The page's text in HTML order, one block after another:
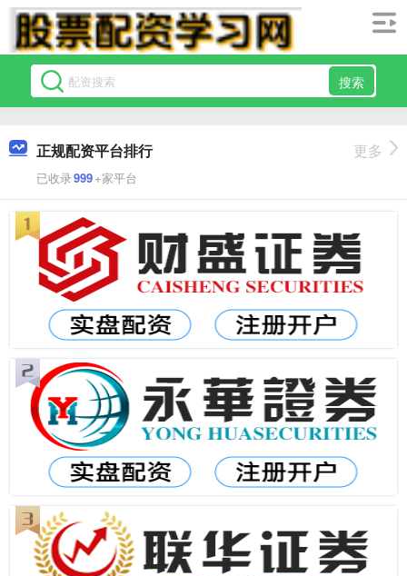
搜索
正规配资平台排行
已收录999+家平台
更多